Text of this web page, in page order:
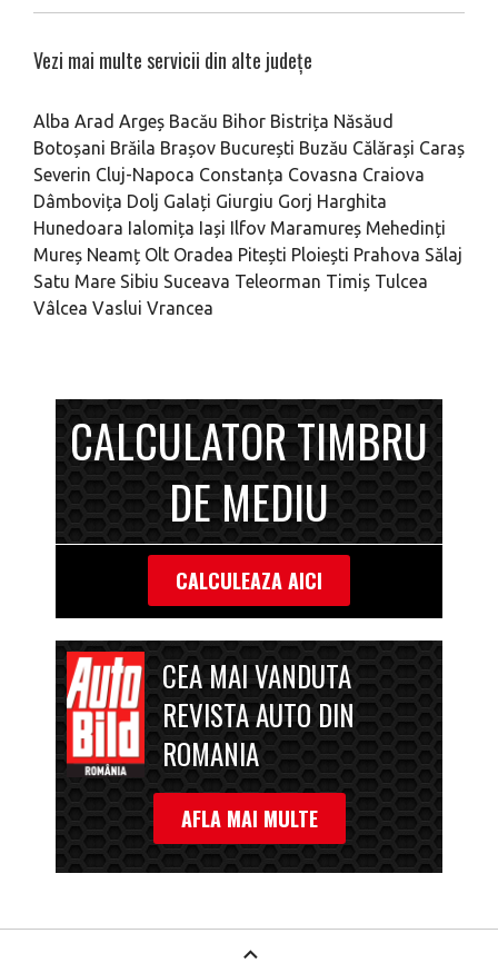
Vezi mai multe servicii din alte județe
Alba Arad Argeș Bacău Bihor Bistrița Năsăud
Botoșani Brăila Brașov București Buzău Călărași Caraș
Severin Cluj-Napoca Constanța Covasna Craiova
Dâmbovița Dolj Galați Giurgiu Gorj Harghita
Hunedoara Ialomița Iași Ilfov Maramureș Mehedinți
Mureș Neamț Olt Oradea Pitești Ploiești Prahova Sălaj
Satu Mare Sibiu Suceava Teleorman Timiș Tulcea
Vâlcea Vaslui Vrancea
CALCULATOR TIMBRU
DE MEDIU
CALCULEAZA AICI
CEA MAI VANDUTA
REVISTA AUTO DIN
ROMANIA
AFLA MAI MULTE